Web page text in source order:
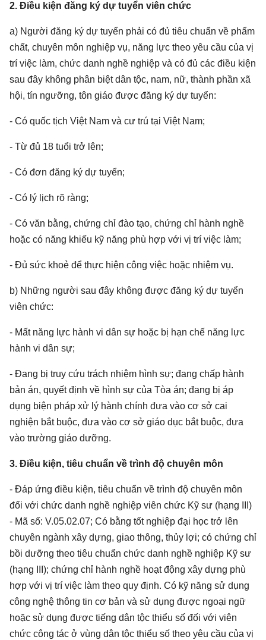
2. Điều kiện đăng ký dự tuyển viên chức
a) Người đăng ký dự tuyển phải có đủ tiêu chuẩn về phẩm
chất, chuyên môn nghiệp vụ, năng lực theo yêu cầu của vị
trí việc làm, chức danh nghề nghiệp và có đủ các điều kiện
sau đây không phân biệt dân tộc, nam, nữ, thành phần xã
hội, tín ngưỡng, tôn giáo được đăng ký dự tuyển:
- Có quốc tịch Việt Nam và cư trú tại Việt Nam;
- Từ đủ 18 tuổi trở lên;
- Có đơn đăng ký dự tuyển;
- Có lý lịch rõ ràng;
- Có văn bằng, chứng chỉ đào tạo, chứng chỉ hành nghề
hoặc có năng khiếu kỹ năng phù hợp với vị trí việc làm;
- Đủ sức khoẻ để thực hiện công việc hoặc nhiệm vụ.
b) Những người sau đây không được đăng ký dự tuyển
viên chức:
- Mất năng lực hành vi dân sự hoặc bị hạn chế năng lực
hành vi dân sự;
- Đang bị truy cứu trách nhiệm hình sự; đang chấp hành
bản án, quyết định về hình sự của Tòa án; đang bị áp
dụng biện pháp xử lý hành chính đưa vào cơ sở cai
nghiện bắt buộc, đưa vào cơ sở giáo dục bắt buộc, đưa
vào trường giáo dưỡng.
3. Điều kiện, tiêu chuẩn về trình độ chuyên môn
- Đáp ứng điều kiện, tiêu chuẩn về trình độ chuyên môn
đối với chức danh nghề nghiệp viên chức Kỹ sư (hạng III)
- Mã số: V.05.02.07; Có bằng tốt nghiệp đại học trở lên
chuyên ngành xây dựng, giao thông, thủy lợi; có chứng chỉ
bồi dưỡng theo tiêu chuẩn chức danh nghề nghiệp Kỹ sư
(hạng III); chứng chỉ hành nghề hoạt động xây dựng phù
hợp với vị trí việc làm theo quy định. Có kỹ năng sử dụng
công nghệ thông tin cơ bản và sử dụng được ngoại ngữ
hoặc sử dụng được tiếng dân tộc thiểu số đối với viên
chức công tác ở vùng dân tộc thiểu số theo yêu cầu của vị